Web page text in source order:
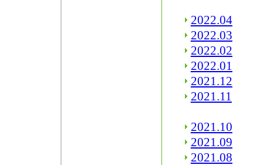
2022.04
2022.03
2022.02
2022.01
2021.12
2021.11
2021.10
2021.09
2021.08